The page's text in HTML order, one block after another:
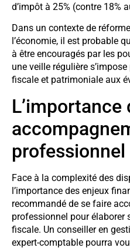
d’impôt à 25% (contre 18%
Dans un contexte de
l’économie, il est probable
à être encouragés par les
une veille régulière
fiscale et patrimoniale aux
L’importance
professionnel
Face à la complexité des
l’importance des enjeux
recommandé de se faire
professionnel pour élaborer
fiscale. Un conseiller en
expert-comptable pourra